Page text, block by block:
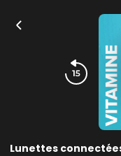
Lunettes